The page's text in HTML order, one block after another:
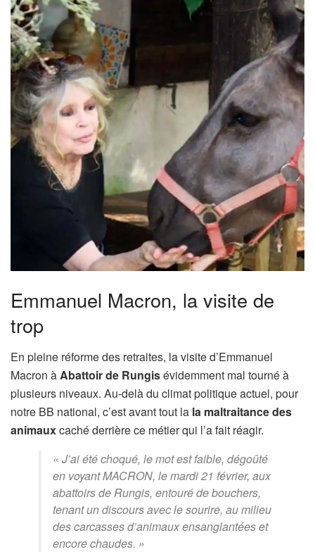
Emmanuel Macron, la visite de
trop
En pleine réforme des retraites, la visite d’Emmanuel
Macron à Abattoir de Rungisévidemment mal tourné à
plusieurs niveaux. Au-delà du climat politique actuel, pour
notre BB national, c’est avant tout la la maltraitance des
animauxcaché derrière ce métier qui l’a fait réagir.
« J’ai été choqué, le mot est faible, dégoûté
en voyant MACRON, le mardi 21 février, aux
abattoirs de Rungis, entouré de bouchers,
tenant un discours avec le sourire, au milieu
des carcasses d’animaux ensanglantées et
encore chaudes. »